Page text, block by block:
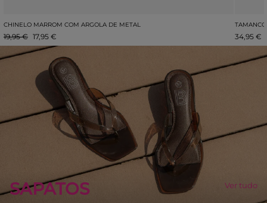
CHINELO MARROM COM ARGOLA DE METAL
17,95 €
19,95 € 34,95 €
SAPATOS Ver tudo